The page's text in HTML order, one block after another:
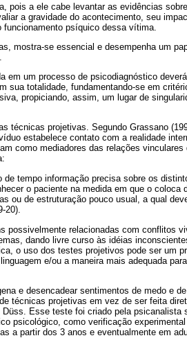
pois a ele cabe levantar as evidências
a gravidade do acontecimento, seu
psíquico dessa vítima.
mostra-se essencial e desempenha um
em um processo de psicodiagnóstico
sua totalidade, fundamentando-se em
propiciando, assim, um lugar de
técnicas projetivas. Segundo Grassano
estabelece contato com a realidade
como mediadores das relações vinculares
tempo informação precisa sobre os
o paciente na medida em que o coloca
ou de estruturação pouco usual, a qual
20).
possivelmente relacionadas com conflitos
dando livre curso às idéias
o uso dos testes projetivos pode ser um
e/ou a maneira mais adequada
e desencadear sentimentos de medo e
técnicas projetivas em vez de ser feita
Esse teste foi criado pela psicanalista
psicológico, como verificação
a partir dos 3 anos e eventualmente em